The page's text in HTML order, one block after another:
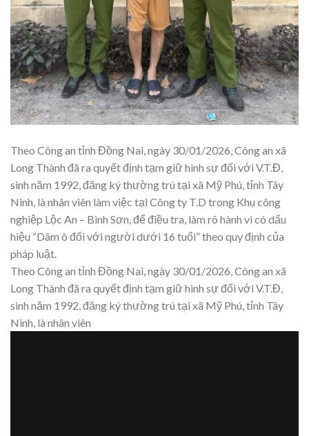
Theo Công an tỉnh Đồng Nai, ngày 30/01/2026, Công an xã
Long Thành đã ra quyết định tạm giữ hình sự đối với V.T.Đ,
sinh năm 1992, đăng ký thường trú tại xã Mỹ Phú, tỉnh Tây
Ninh, là nhân viên làm việc tại Công ty T.D trong Khu công
nghiệp Lộc An – Bình Sơn, để điều tra, làm rõ hành vi có dấu
hiệu “Dâm ô đối với người dưới 16 tuổi” theo quy định của
pháp luật.
Theo Công an tỉnh Đồng Nai, ngày 30/01/2026, Công an xã
Long Thành đã ra quyết định tạm giữ hình sự đối với V.T.Đ,
sinh năm 1992, đăng ký thường trú tại xã Mỹ Phú, tỉnh Tây
Ninh, là nhân viên